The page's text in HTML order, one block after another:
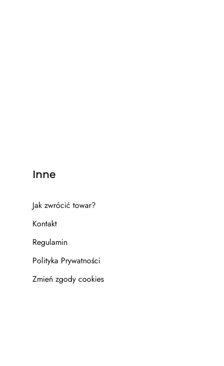
Inne
Jak zwrócić towar?
Kontakt
Regulamin
Polityka Prywatności
Zmień zgody cookies